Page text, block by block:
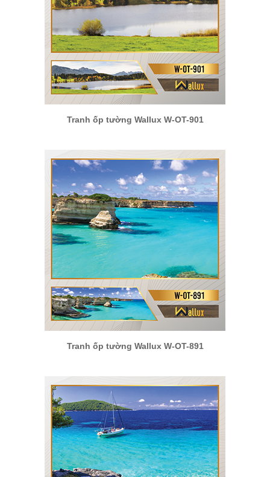
Tranh ốp tường Wallux W-OT-901
Tranh ốp tường Wallux W-OT-891